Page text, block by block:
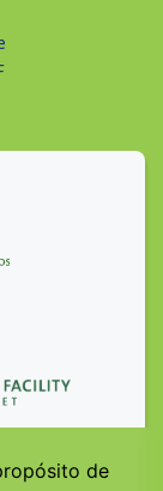
de